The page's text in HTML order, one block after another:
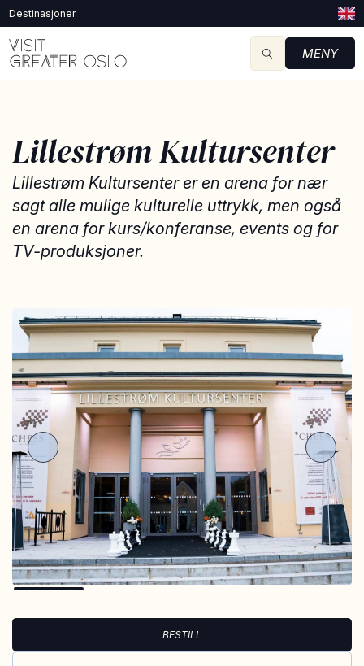
Destinasjoner
MENY
Lillestrøm Kultursenter
Lillestrøm Kultursenter er en arena for nær
sagt alle mulige kulturelle uttrykk, men også
en arena for kurs/konferanse, events og for
TV-produksjoner.
BESTILL